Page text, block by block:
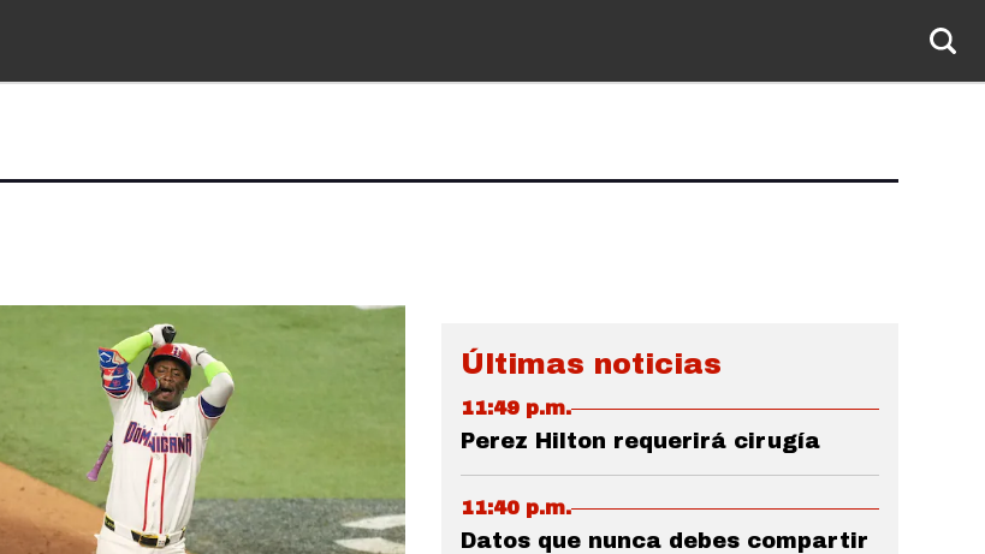
Últimas noticias
11:49 p.m.
Perez Hilton requerirá cirugía
11:40 p.m.
Datos que nunca debes compartir